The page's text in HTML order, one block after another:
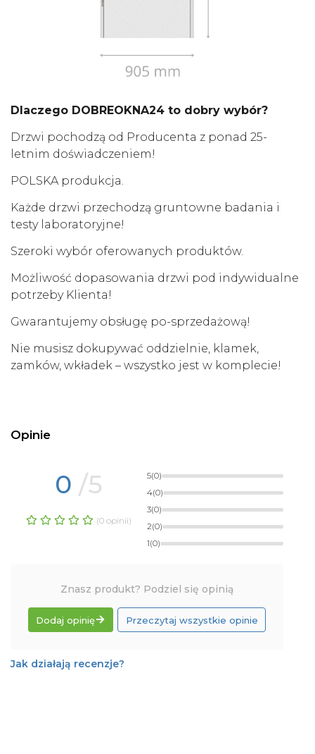
Dlaczego DOBREOKNA24 to dobry wybór?
Drzwi pochodzą od Producenta z ponad 25-
letnim doświadczeniem!
POLSKA produkcja.
Każde drzwi przechodzą gruntowne badania i
testy laboratoryjne!
Szeroki wybór oferowanych produktów.
Możliwość dopasowania drzwi pod indywidualne
potrzeby Klienta!
Gwarantujemy obsługę po-sprzedażową!
Nie musisz dokupywać oddzielnie, klamek,
zamków, wkładek – wszystko jest w komplecie!
Opinie
0 /5
(0 opinii)
5(0)
4(0)
3(0)
2(0)
1(0)
Znasz produkt? Podziel się opinią
Dodaj opinię Przeczytaj wszystkie opinie
Jak działają recenzje?